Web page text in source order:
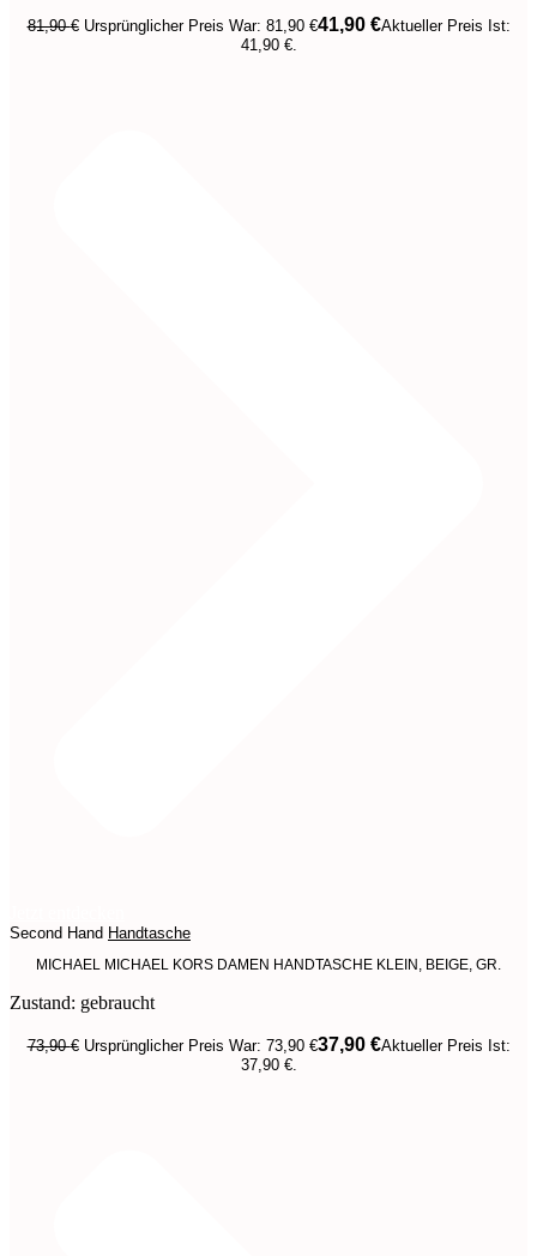
81,90€ Ursprünglicher Preis War: 81,90 €41,90 €Aktueller Preis Ist:
41,90 €.
Second Hand Handtasche
MICHAEL MICHAEL KORS DAMEN HANDTASCHE KLEIN, BEIGE, GR.
Zustand: gebraucht
73,90€ Ursprünglicher Preis War: 73,90 €37,90 €Aktueller Preis Ist:
37,90 €.